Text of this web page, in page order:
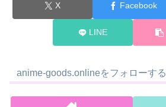
X Facebook
LINE
anime-goods.onlineをフォローする